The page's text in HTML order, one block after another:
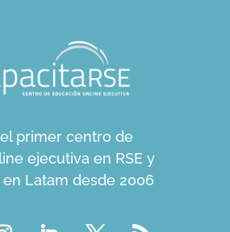
el primer centro de
ejecutiva en RSE y
Latam desde 2006